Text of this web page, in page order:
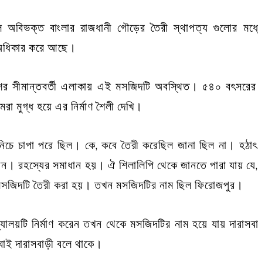
বাংলার রাজধানী গৌড়ের তৈরী স্থাপত্য গুলোর
করে আছে।
সীমান্তবর্তী এলাকায় এই মসজিদটি অবস্থিত। ৫৪০
হয়ে এর নির্মাণ শৈলী দেখি।
চাপা পরে ছিল। কে, কবে তৈরী করেছিল জানা ছিল না।
রহস্যের সমাধান হয়। ঐ শিলালিপি থেকে জানতে পারা যায়
তৈরী করা হয়। তখন মসজিদটির নাম ছিল ফিরোজপুর।
নির্মাণ করেন তখন থেকে মসজিদটির নাম হয়ে যায়
দারাসবাড়ী বলে থাকে।